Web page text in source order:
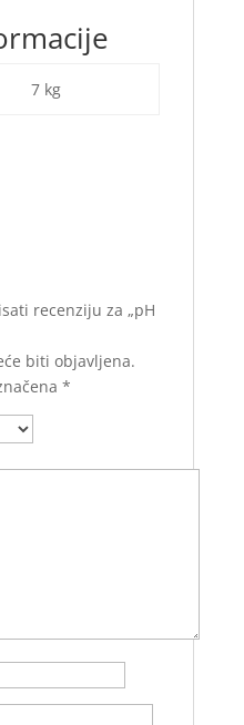
7 kg
recenziju za „pH
biti objavljena.
*